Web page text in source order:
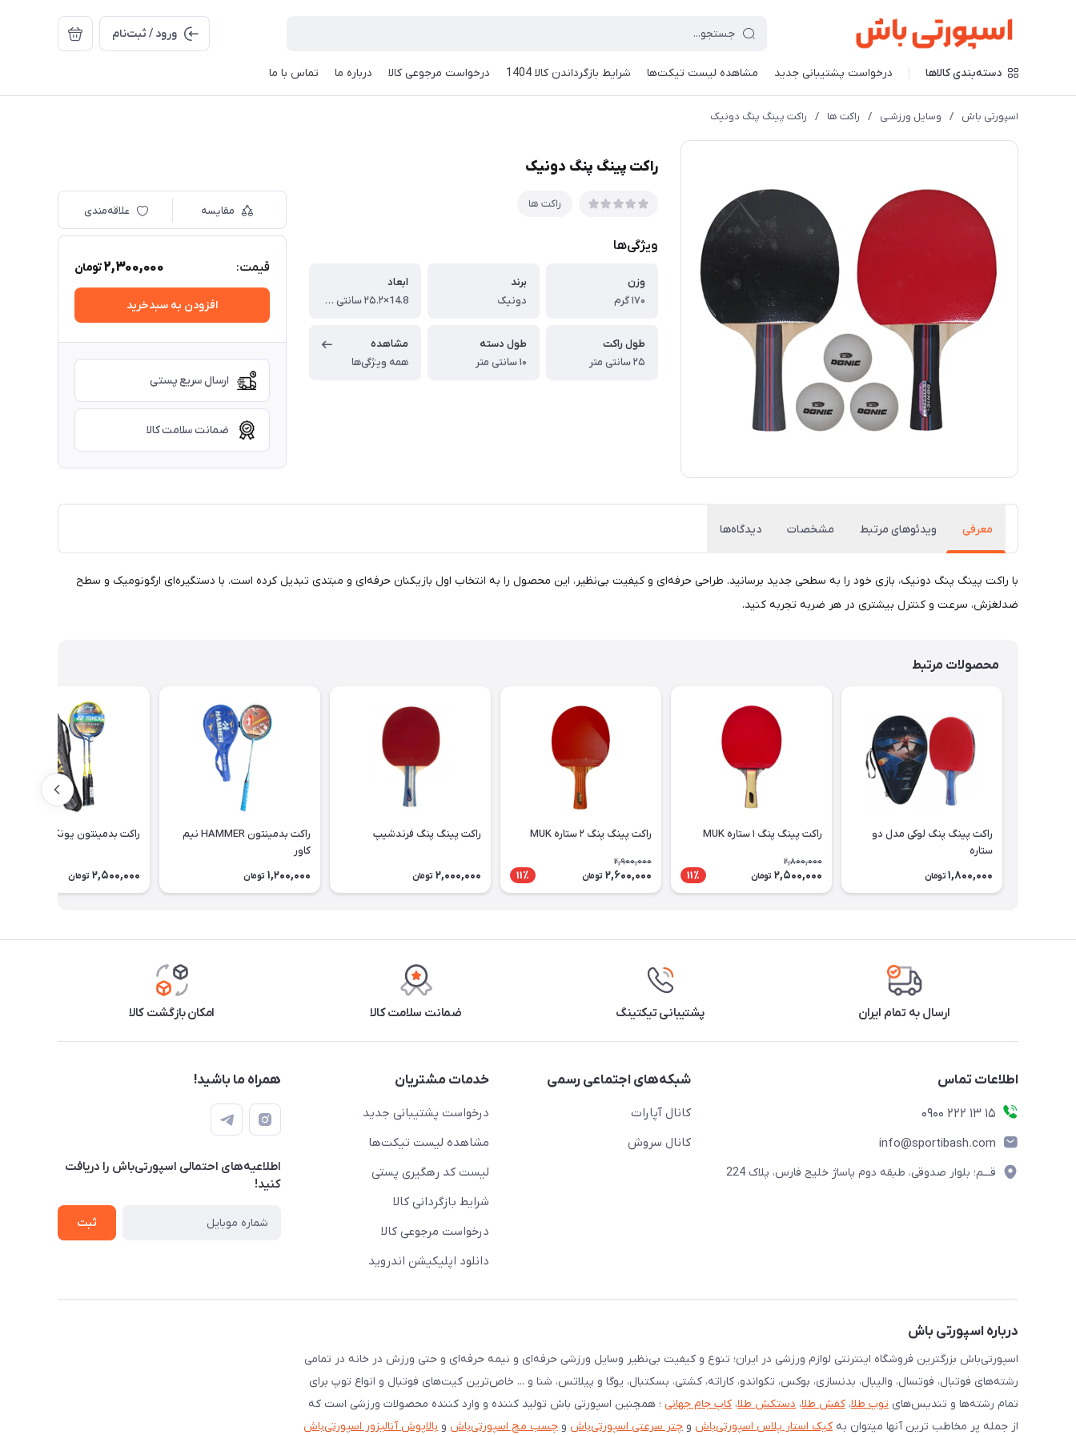
ورود / ثبت‌نام
دسته‌بندی کالاها درخواست پشتیبانی جدید مشاهده لیست تیکت‌ها شرایط بازگرداندن کالا 1404 درخواست مرجوعی کالا درباره ما تماس با ما
اسپورتی باش / وسایل ورزشـی / راکت ها / راکت پینگ پنگ دونیک
راکت پینگ پنگ دونیک
راکت ها
ویژگی‌ها
وزن
۱۷۰ گرم
برند
دونیک
ابعاد
14.8×۲۵.۲ سانتی متر
طول راکت
۲۵ سانتی متر
طول دسته
۱۰ سانتی متر
مشاهده
همه ویژگی‌ها
مقایسه علاقه‌مندی
قیمت: 2,300,000تومان
افزودن به سبدخرید
ارسال سریع پستی
ضمانت سلامت کالا
معرفی ویدئوهای مرتبط مشخصات دیدگاه‌ها
با راکت پینگ پنگ دونیک، بازی خود را به سطحی جدید برسانید. طراحی حرفه‌ای و کیفیت بی‌نظیر، این محصول را به انتخاب اول بازیکنان حرفه‌ای و مبتدی تبدیل کرده است. با دستگیره‌ای ارگونومیک و سطح
ضدلغزش، سرعت و کنترل بیشتری در هر ضربه تجربه کنید.
محصولات مرتبط
راکت پینگ پنگ لوکی مدل دو
ستاره
1,800,000 تومان
راکت پینگ پنگ ۱ ستاره MUK
2,800,000
2,500,000 تومان 11٪
راکت پینگ پنگ ۲ ستاره MUK
2,900,000
2,600,000 تومان 11٪
راکت پینگ پنگ فرندشیپ
2,000,000 تومان
راکت بدمینتون HAMMER نیم
کاور
1,200,000 تومان
راکت بدمینتون یونکس فول کاور
2,500,000 تومان
ارسال به تمام ایران پشتیبانی تیکتینگ ضمانت سلامت کالا امکان بازگشت کالا
اطلاعات تماس
15 13 222 0900
info@sportibash.com
قـــم؛ بلوار صدوقی، طبقه دوم پاساژ خلیج فارس، پلاک 224
شبکه‌های اجتماعی رسمی
کانال آپارات
کانال سروش
خدمات مشتریان
درخواست پشتیبانی جدید
مشاهده لیست تیکت‌ها
لیست کد رهگیری پستی
شرایط بازگردانی کالا
درخواست مرجوعی کالا
دانلود اپلیکیشن اندروید
همراه ما باشید!
اطلاعیه‌های احتمالی اسپورتی‌باش را دریافت
کنید!
ثبت
درباره اسپورتی باش
اسپورتی‌باش بزرگترین فروشگاه اینترنتی لوازم ورزشی در ایران؛ تنوع و کیفیت بی‌نظیر وسایل ورزشی حرفه‌ای و نیمه حرفه‌ای و حتی ورزش در خانه در تمامی
رشته‌های فوتبال، فوتسال، والیبال، بدنسازی، بوکس، تکواندو، کاراته، کشتی، بسکتبال، یوگا و پیلاتس، شنا و ... خاص‌ترین کیت‌های فوتبال و انواع توپ برای
تمام رشته‌ها و تندیس‌های توپ طلا، کفش طلا، دستکش طلا، کاپ جام جهانی ؛ همچنین اسپورتی باش تولید کننده و وارد کننده محصولات ورزشی است که
از جمله پر مخاطب ترین آنها میتوان به کیک استار پلاس اسپورتی‌باش و چتر سرعتی اسپورتی‌باش و چسب مچ اسپورتی‌باش و بالاپوش آنالیزور اسپورتی‌باش